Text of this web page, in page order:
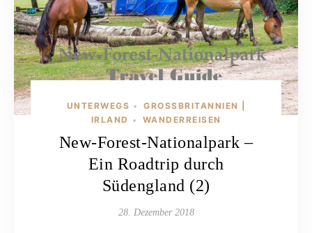
UNTERWEGS •
GROSSBRITANNIEN | I
RLAND
• WANDERREISEN
New-Forest-Nationalpark –
Ein Roadtrip durch
Südengland (2)
28. Dezember 2018